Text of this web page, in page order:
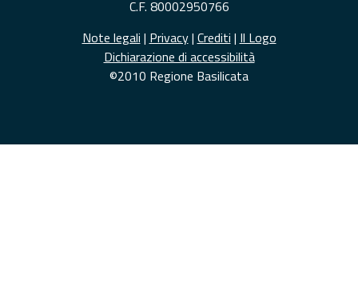
C.F. 80002950766
Note legali | Privacy| Crediti | Il Logo
Dichiarazione di accessibilità
©2010 Regione Basilicata